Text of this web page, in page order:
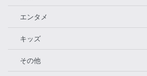
エンタメ
キッズ
その他